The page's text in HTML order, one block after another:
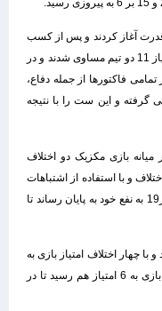
آغاز کردند و پس از کسب
سه امتیاز متوالی بازی را به دست گرفتند. در امتیاز 11 دو تیم مساوی شدند و در
فاکتورها از جمله دفاع،
و این ست را با نتیجه
بازی مکزیک دو اختلاف
و با استفاده از اشتباهات
فردی و خستگی بازیکنان ایران این ست را 21 بر19 به نفع خود به پایان رساند تا
اختلاف امتیاز بازی به
نفع ایران پیش رفت و برتری در پوئن‌ها در میانه بازی به 6 امتیاز هم رسید تا در